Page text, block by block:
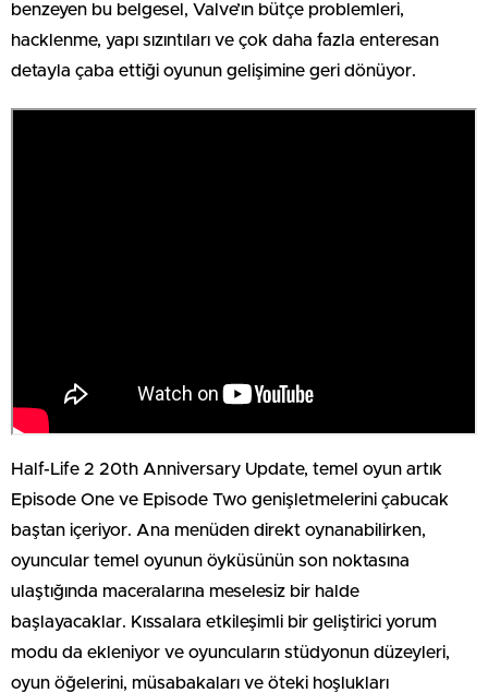
benzeyen bu belgesel, Valve’ın bütçe problemleri,
hacklenme, yapı sızıntıları ve çok daha fazla enteresan
detayla çaba ettiği oyunun gelişimine geri dönüyor.
Half-Life 2 20th Anniversary Update, temel oyun artık
Episode One ve Episode Two genişletmelerini çabucak
baştan içeriyor. Ana menüden direkt oynanabilirken,
oyuncular temel oyunun öyküsünün son noktasına
ulaştığında maceralarına meselesiz bir halde
başlayacaklar. Kıssalara etkileşimli bir geliştirici yorum
modu da ekleniyor ve oyuncuların stüdyonun düzeyleri,
oyun öğelerini, müsabakaları ve öteki hoşlukları